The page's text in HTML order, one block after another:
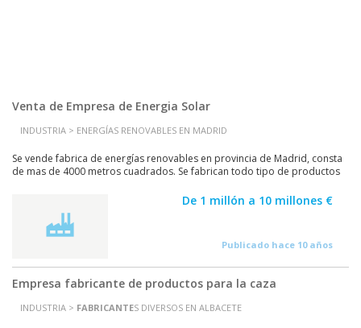
Venta de Empresa de Energia Solar
INDUSTRIA > ENERGÍAS RENOVABLES EN MADRID
Se vende fabrica de energías renovables en provincia de Madrid, consta
de mas de 4000 metros cuadrados. Se fabrican todo tipo de productos
De 1 millón a 10 millones €
Publicado hace 10 años
Empresa fabricante de productos para la caza
INDUSTRIA > FABRICANTES DIVERSOS EN ALBACETE